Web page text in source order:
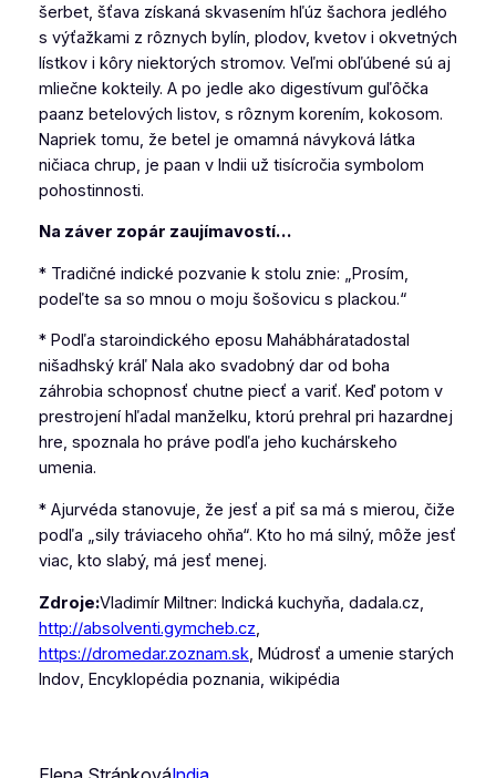
šerbet, šťava získaná skvasením hľúz šachora jedlého
s výťažkami z rôznych bylín, plodov, kvetov i okvetných
lístkov i kôry niektorých stromov. Veľmi obľúbené sú aj
mliečne kokteily. A po jedle ako digestívum guľôčka
paanz betelových listov, s rôznym korením, kokosom.
Napriek tomu, že betel je omamná návyková látka
ničiaca chrup, je paan v Indii už tisícročia symbolom
pohostinnosti.
Na záver zopár zaujímavostí…
* Tradičné indické pozvanie k stolu znie: „Prosím,
podeľte sa so mnou o moju šošovicu s plackou.“
* Podľa staroindického eposu Mahábháratadostal
nišadhský kráľ Nala ako svadobný dar od boha
záhrobia schopnosť chutne piecť a variť. Keď potom v
prestrojení hľadal manželku, ktorú prehral pri hazardnej
hre, spoznala ho práve podľa jeho kuchárskeho
umenia.
* Ajurvéda stanovuje, že jesť a piť sa má s mierou, čiže
podľa „sily tráviaceho ohňa“. Kto ho má silný, môže jesť
viac, kto slabý, má jesť menej.
Zdroje:Vladimír Miltner: Indická kuchyňa , dadala.cz,
http://absolventi.gymcheb.cz
https://dromedar.zoznam.sk Múdrosť a umenie starých
Indov, Encyklopédia poznania , wikipédia